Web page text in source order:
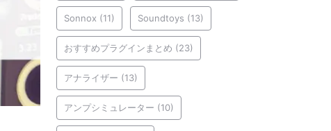
Sonnox (11) Soundtoys (13)
おすすめプラグインまとめ (23)
アナライザー (13)
アンプシミュレーター (10)